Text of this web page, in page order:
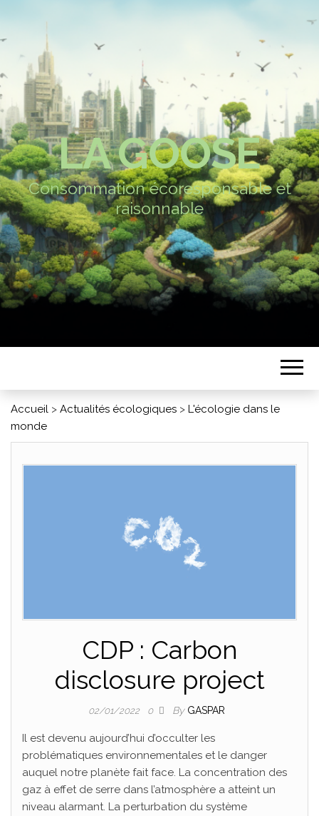
LA GOOSE
Consommation écoresponsable et
raisonnable
Accueil > Actualités écologiques > L'écologie dans le
monde
CDP : Carbon
disclosure project
02/01/2022 0 By GASPAR
Il est devenu aujourd’hui d’occulter les
problématiques environnementales et le danger
auquel notre planète fait face. La concentration des
gaz à effet de serre dans l’atmosphère a atteint un
niveau alarmant. La perturbation du système